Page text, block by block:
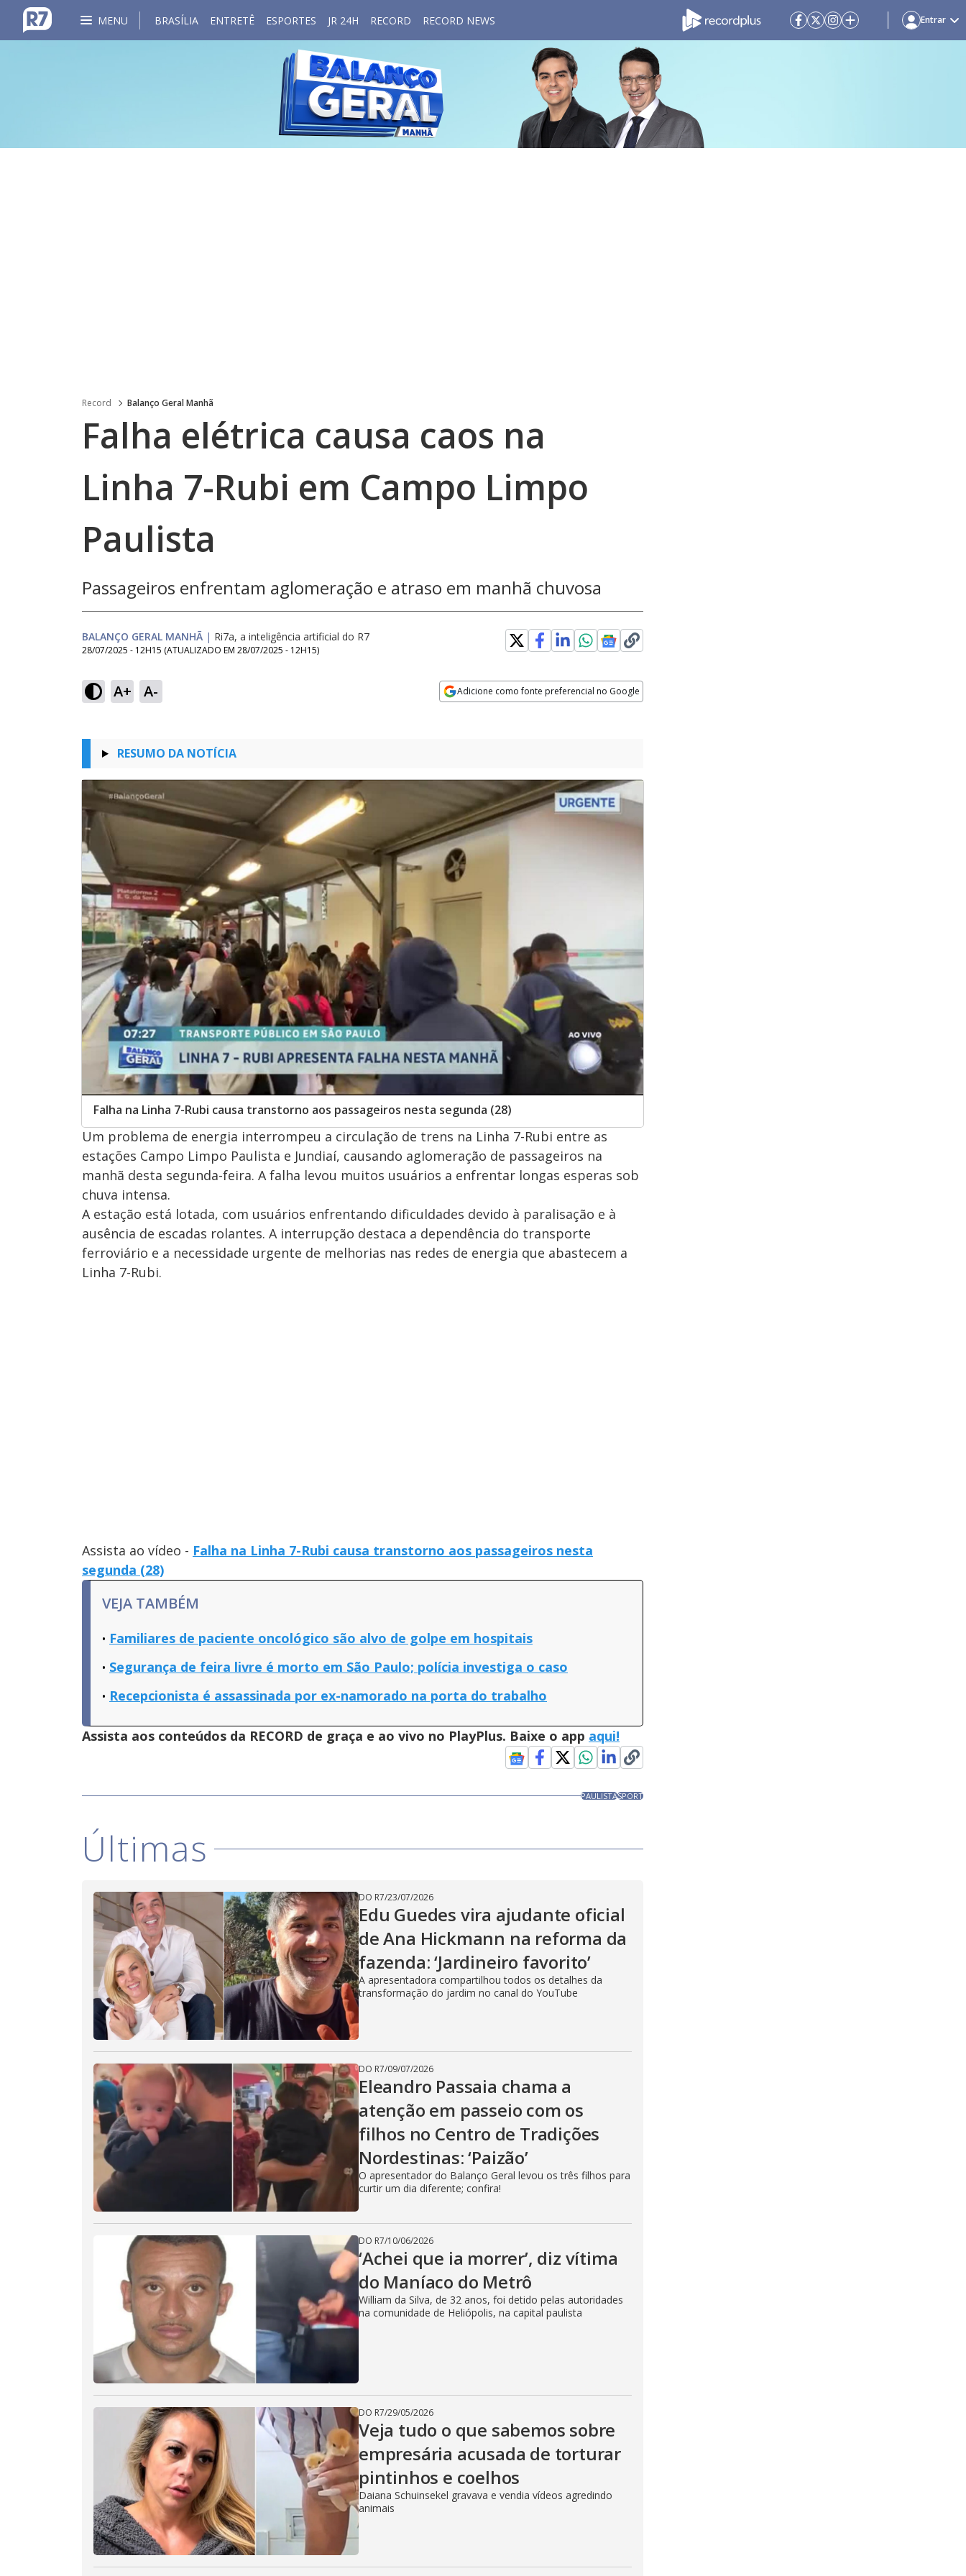
MENU BRASÍLIA ENTRETÊ ESPORTES JR 24H RECORD RECORD NEWS Entrar
Record Balanço Geral Manhã
Falha elétrica causa caos na
Linha 7-Rubi em Campo Limpo
Paulista
Passageiros enfrentam aglomeração e atraso em manhã chuvosa
BALANÇO GERAL MANHÃ | Ri7a, a inteligência artificial do R7
28/07/2025 - 12H15 (ATUALIZADO EM 28/07/2025 - 12H15)
A+ A- Adicione como fonte preferencial no Google
RESUMO DA NOTÍCIA
Falha na Linha 7-Rubi causa transtorno aos passageiros nesta segunda (28)
Um problema de energia interrompeu a circulação de trens na Linha 7-Rubi entre as
estações Campo Limpo Paulista e Jundiaí, causando aglomeração de passageiros na
manhã desta segunda-feira. A falha levou muitos usuários a enfrentar longas esperas sob
chuva intensa.
A estação está lotada, com usuários enfrentando dificuldades devido à paralisação e à
ausência de escadas rolantes. A interrupção destaca a dependência do transporte
ferroviário e a necessidade urgente de melhorias nas redes de energia que abastecem a
Linha 7-Rubi.
Assista ao vídeo - Falha na Linha 7-Rubi causa transtorno aos passageiros nesta
segunda (28)
VEJA TAMBÉM
Familiares de paciente oncológico são alvo de golpe em hospitais
Segurança de feira livre é morto em São Paulo; polícia investiga o caso
Recepcionista é assassinada por ex-namorado na porta do trabalho
Assista aos conteúdos da RECORD de graça e ao vivo no PlayPlus. Baixe o app aqui!
PAULISTASPORT
Últimas
DO R7/23/07/2026
Edu Guedes vira ajudante oficial
de Ana Hickmann na reforma da
fazenda: ‘Jardineiro favorito’
A apresentadora compartilhou todos os detalhes da
transformação do jardim no canal do YouTube
DO R7/09/07/2026
Eleandro Passaia chama a
atenção em passeio com os
filhos no Centro de Tradições
Nordestinas: ‘Paizão’
O apresentador do Balanço Geral levou os três filhos para
curtir um dia diferente; confira!
DO R7/10/06/2026
‘Achei que ia morrer’, diz vítima
do Maníaco do Metrô
William da Silva, de 32 anos, foi detido pelas autoridades
na comunidade de Heliópolis, na capital paulista
DO R7/29/05/2026
Veja tudo o que sabemos sobre
empresária acusada de torturar
pintinhos e coelhos
Daiana Schuinsekel gravava e vendia vídeos agredindo
animais